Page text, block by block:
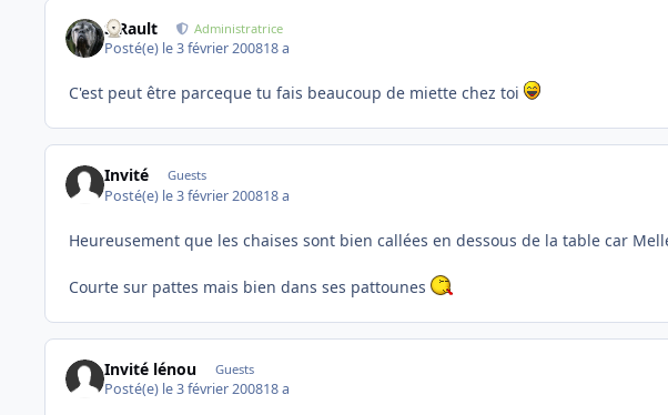
S.Rault Administratrice
Posté(e) le 3 février 200818 a
C'est peut être parceque tu fais beaucoup de miette chez toi
Invité Guests
Posté(e) le 3 février 200818 a
Heureusement que les chaises sont bien callées en dessous de la table car
Courte sur pattes mais bien dans ses pattounes
Invité lénou Guests
Posté(e) le 3 février 200818 a